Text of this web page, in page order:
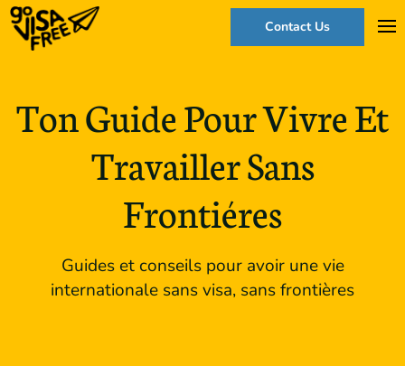
Contact Us
Ton Guide Pour Vivre Et
Travailler Sans
Frontiéres
Guides et conseils pour avoir une vie
internationale sans visa, sans frontières